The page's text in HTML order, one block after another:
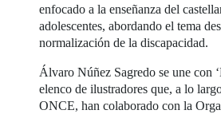
enfocado a la enseñanza del
adolescentes, abordando el tema
normalización de la discapacidad.
Álvaro Núñez Sagredo se une con
elenco de ilustradores que, a lo
ONCE, han colaborado con la